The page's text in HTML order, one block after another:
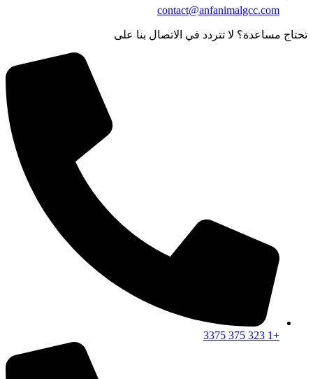
contact@anfanimalgcc.com
تحتاج مساعدة؟ لا تتردد في الاتصال بنا على
+1 323 375 3375